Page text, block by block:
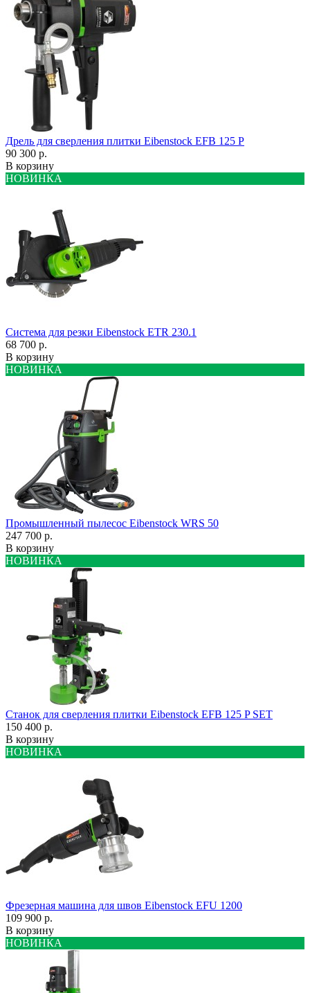
Дрель для сверления плитки Eibenstock EFB 125 P
90 300 р.
В корзину
НОВИНКА
Система для резки Eibenstock ETR 230.1
68 700 р.
В корзину
НОВИНКА
Промышленный пылесос Eibenstock WRS 50
247 700 р.
В корзину
НОВИНКА
Станок для сверления плитки Eibenstock EFB 125 P SET
150 400 р.
В корзину
НОВИНКА
Фрезерная машина для швов Eibenstock EFU 1200
109 900 р.
В корзину
НОВИНКА